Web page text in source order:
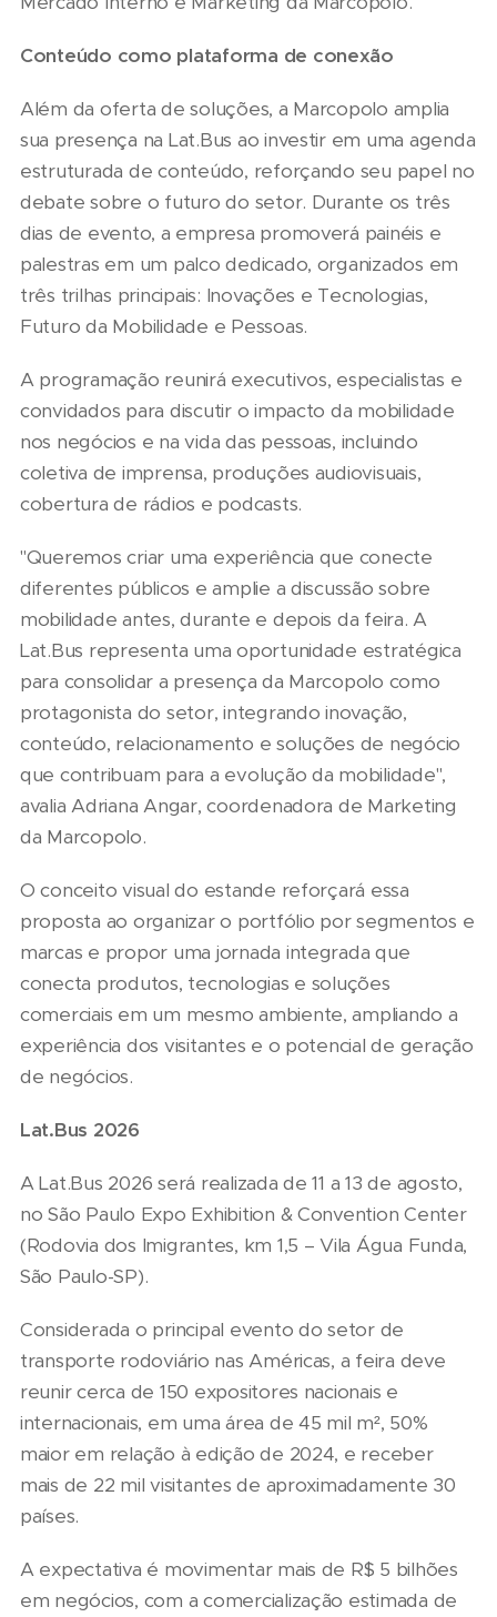
Conteúdo como plataforma de conexão
Além da oferta de soluções, a Marcopolo amplia
sua presença na Lat.Bus ao investir em uma agenda
estruturada de conteúdo, reforçando seu papel no
debate sobre o futuro do setor. Durante os três
dias de evento, a empresa promoverá painéis e
palestras em um palco dedicado, organizados em
três trilhas principais: Inovações e Tecnologias,
Futuro da Mobilidade e Pessoas.
A programação reunirá executivos, especialistas e
convidados para discutir o impacto da mobilidade
nos negócios e na vida das pessoas, incluindo
coletiva de imprensa, produções audiovisuais,
cobertura de rádios e podcasts.
"Queremos criar uma experiência que conecte
diferentes públicos e amplie a discussão sobre
mobilidade antes, durante e depois da feira. A
Lat.Bus representa uma oportunidade estratégica
para consolidar a presença da Marcopolo como
protagonista do setor, integrando inovação,
conteúdo, relacionamento e soluções de negócio
que contribuam para a evolução da mobilidade",
avalia Adriana Angar, coordenadora de Marketing
da Marcopolo.
O conceito visual do estande reforçará essa
proposta ao organizar o portfólio por segmentos e
marcas e propor uma jornada integrada que
conecta produtos, tecnologias e soluções
comerciais em um mesmo ambiente, ampliando a
experiência dos visitantes e o potencial de geração
de negócios.
Lat.Bus 2026
A Lat.Bus 2026 será realizada de 11 a 13 de agosto,
no São Paulo Expo Exhibition & Convention Center
(Rodovia dos Imigrantes, km 1,5 – Vila Água Funda,
São Paulo-SP).
Considerada o principal evento do setor de
transporte rodoviário nas Américas, a feira deve
reunir cerca de 150 expositores nacionais e
internacionais, em uma área de 45 mil m², 50%
maior em relação à edição de 2024, e receber
mais de 22 mil visitantes de aproximadamente 30
países.
A expectativa é movimentar mais de R$ 5 bilhões
em negócios, com a comercialização estimada de